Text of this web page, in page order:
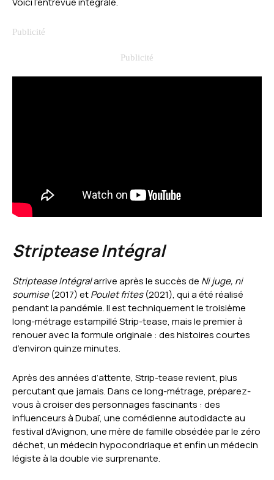
Striptease Intégral
Striptease Intégralarrive après le succès de Ni juge, ni
soumise(2017) etPoulet frites(2021), qui a été réalisé
pendant la pandémie. Il est techniquement le troisième
long-métrage estampillé Strip-tease, mais le premier à
renouer avec la formule originale : des histoires courtes
d’environ quinze minutes.
Après des années d’attente, Strip-tease revient, plus
percutant que jamais. Dans ce long-métrage, préparez-
vous à croiser des personnages fascinants : des
influenceurs à Dubaï, une comédienne autodidacte au
festival d’Avignon, une mère de famille obsédée par le zéro
déchet, un médecin hypocondriaque et enfin un médecin
légiste à la double vie surprenante.